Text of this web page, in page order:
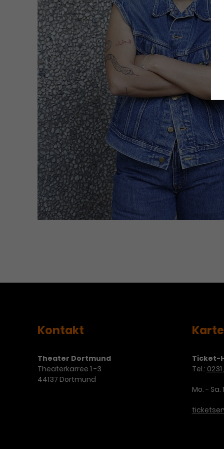
Kontakt
Theater Dortmund
Theaterkarree 1 -3
44137 Dortmund
Ticket-
Tel.:
Mo. - Sa.